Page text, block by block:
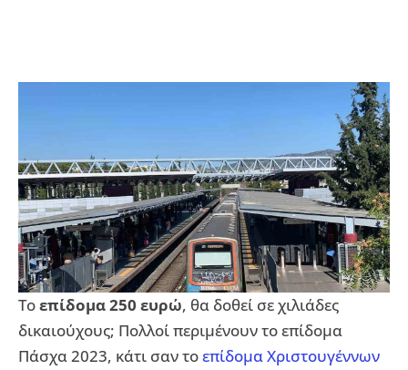
Τοεπίδομα 250 ευρώ, θα δοθεί σε χιλιάδες
δικαιούχους; Πολλοί περιμένουν το επίδομα
Πάσχα 2023, κάτι σαν τοεπίδομα Χριστουγέννων